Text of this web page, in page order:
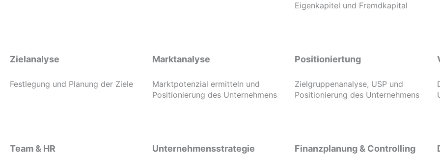
Eigenkapitel und Fremdkapital
Zielanalyse
Festlegung und Planung der Ziele
Marktanalyse
Marktpotenzial ermitteln und
Positionierung des Unternehmens
Positioniertung
Zielgruppenanalyse, USP und
Positionierung des Unternehmens
Team & HR Unternehmensstrategie Finanzplanung & Controlling